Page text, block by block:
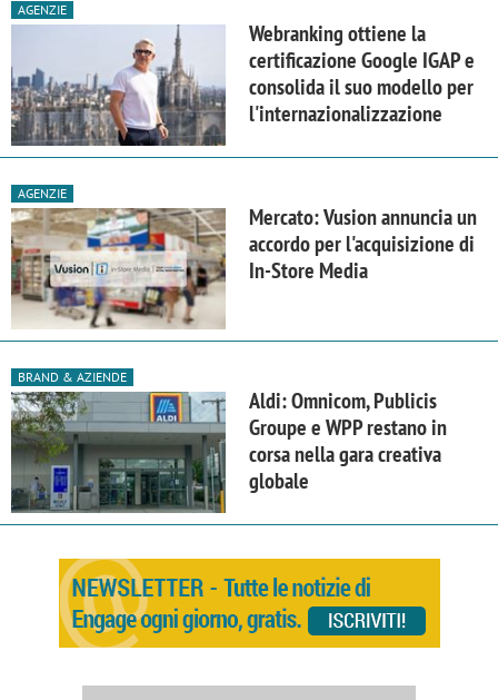
AGENZIE
Webranking ottiene la
certificazione Google IGAP e
consolida il suo modello per
l'internazionalizzazione
AGENZIE
Mercato: Vusion annuncia un
accordo per l'acquisizione di
In-Store Media
BRAND & AZIENDE
Aldi: Omnicom, Publicis
Groupe e WPP restano in
corsa nella gara creativa
globale